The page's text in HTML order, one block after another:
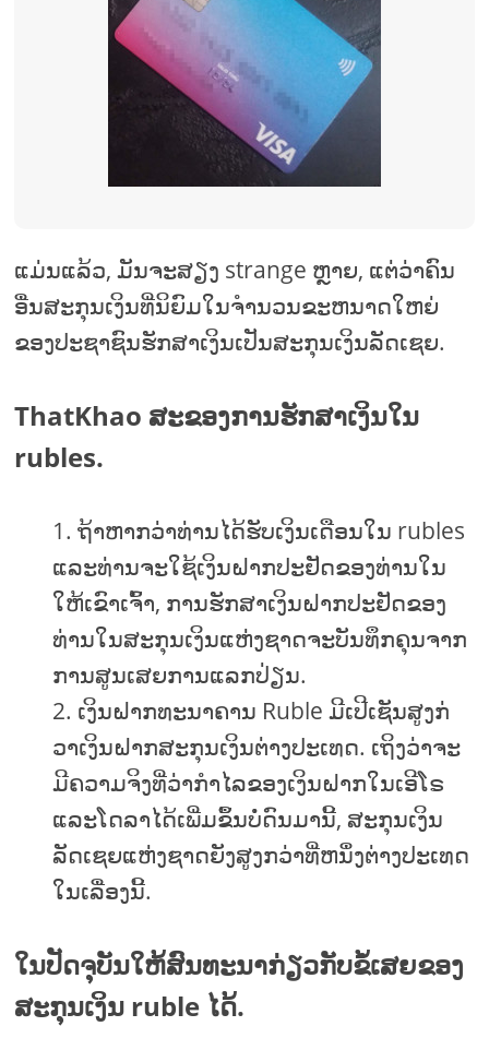
ແມ່ນແລ້ວ, ມັນຈະສຽງ strange ຫຼາຍ, ແຕ່ວ່າຄົນ
ອື່ນສະກຸນເງິນທີ່ນິຍົມໃນຈໍານວນຂະຫນາດໃຫຍ່
ຂອງປະຊາຊົນຮັກສາເງິນເປັນສະກຸນເງິນລັດເຊຍ.
ThatKhao ສະຂອງການຮັກສາເງິນໃນ
rubles.
ຖ້າຫາກວ່າທ່ານໄດ້ຮັບເງິນເດືອນໃນ rubles
ແລະທ່ານຈະໃຊ້ເງິນຝາກປະຢັດຂອງທ່ານໃນ
ໃຫ້ເຂົາເຈົ້າ, ການຮັກສາເງິນຝາກປະຢັດຂອງ
ທ່ານໃນສະກຸນເງິນແຫ່ງຊາດຈະບັນທຶກຄຸນຈາກ
ການສູນເສຍການແລກປ່ຽນ.
ເງິນຝາກທະນາຄານ Ruble ມີເປີເຊັນສູງກ່
ວາເງິນຝາກສະກຸນເງິນຕ່າງປະເທດ. ເຖິງວ່າຈະ
ມີຄວາມຈິງທີ່ວ່າກໍາໄລຂອງເງິນຝາກໃນເອີໂຣ
ແລະໂດລາໄດ້ເພີ່ມຂຶ້ນບໍ່ດົນມານີ້, ສະກຸນເງິນ
ລັດເຊຍແຫ່ງຊາດຍັງສູງກວ່າທີ່ຫນຶ່ງຕ່າງປະເທດ
ໃນເລື່ອງນີ້.
ໃນປັດຈຸບັນໃຫ້ສົນທະນາກ່ຽວກັບຂໍ້ເສຍຂອງ
ສະກຸນເງິນ ruble ໄດ້.